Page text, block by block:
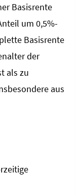
Basisrente
um 0,5%-
Basisrente
der
als zu
aus